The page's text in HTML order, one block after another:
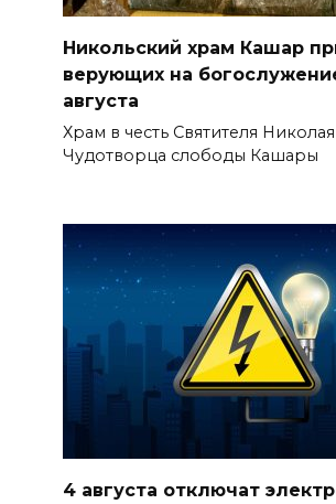
Никольский храм Кашар
верующих на
августа
Храм в честь Святителя Николая
Чудотворца слободы Кашары
4 августа отключат